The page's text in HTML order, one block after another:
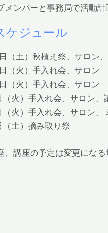
メンバーと事務局で活動計
ケジュール
（土）秋植え祭、サロン
（火）手入れ会、サロン
（火）手入れ会、サロン
（火）手入れ会、サロン、
（火）手入れ会、サロン、
（土）摘み取り祭
講座の予定は変更になる